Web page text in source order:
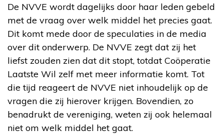
De NVVE wordt dagelijks door haar leden gebeld
met de vraag over welk middel het precies gaat.
Dit komt mede door de speculaties in de media
over dit onderwerp. De NVVE zegt dat zij het
liefst zouden zien dat dit stopt, totdat Coöperatie
Laatste Wil zelf met meer informatie komt. Tot
die tijd reageert de NVVE niet inhoudelijk op de
vragen die zij hierover krijgen. Bovendien, zo
benadrukt de vereniging, weten zij ook helemaal
niet om welk middel het gaat.